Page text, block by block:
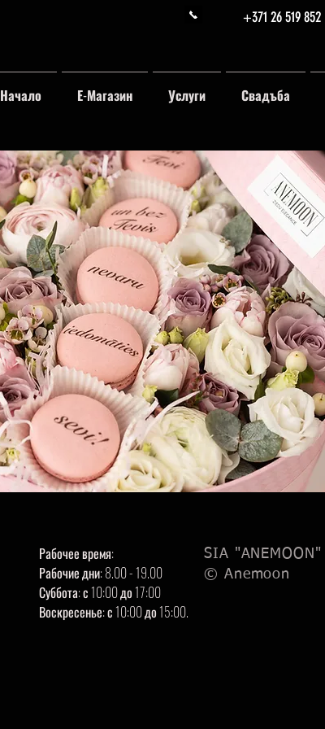
+371 26 519 852
Начало Е-Магазин Услуги Свадъба
Рабочее время:
Рабочие дни: 8.00 - 19.00
Суббота: с 10:00 до 17:00
Воскресенье: с 10:00 до 15:00.
SIA "ANEMOON"
© Anemoon